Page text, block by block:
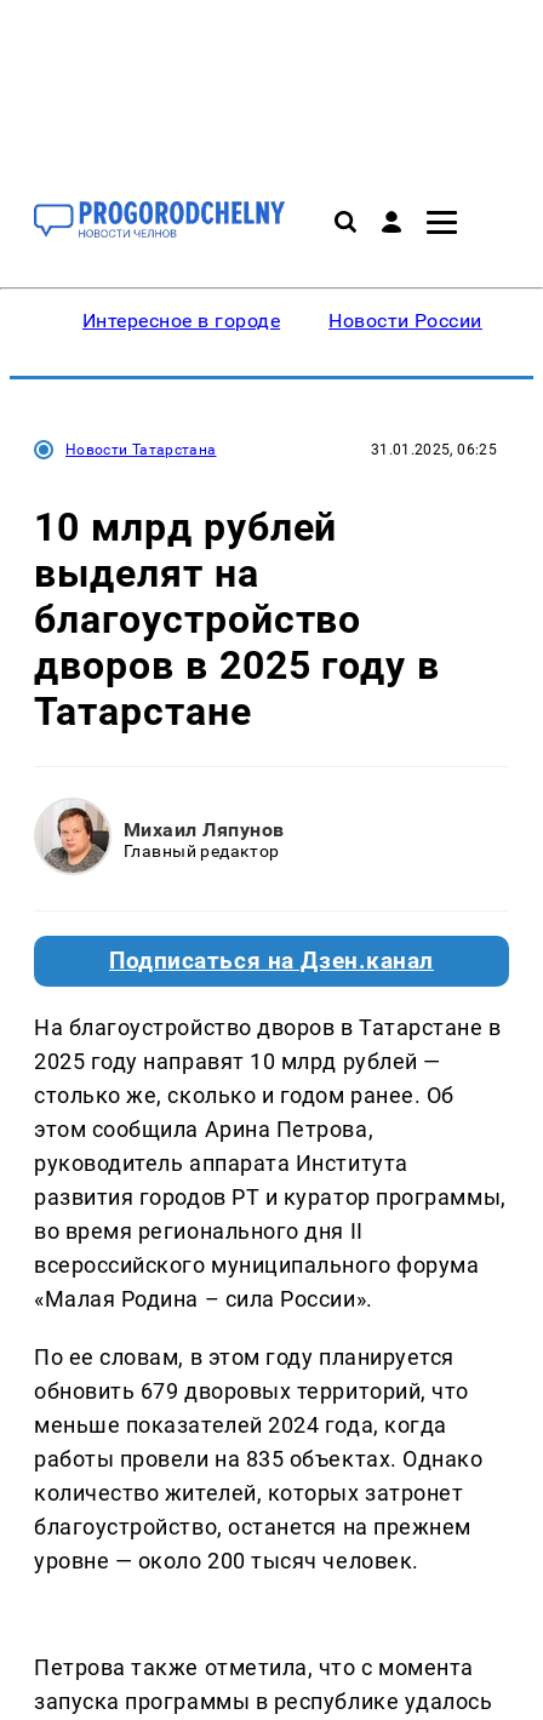
Интересное в городе Новости России
Новости Татарстана 31.01.2025, 06:25
10 млрд рублей
выделят на
благоустройство
дворов в 2025 году в
Татарстане
Михаил Ляпунов
Главный редактор
Подписаться на Дзен.канал
На благоустройство дворов в Татарстане в
2025 году направят 10 млрд рублей —
столько же, сколько и годом ранее. Об
этом сообщила Арина Петрова,
руководитель аппарата Института
развития городов РТ и куратор программы,
во время регионального дня II
всероссийского муниципального форума
«Малая Родина – сила России».
По ее словам, в этом году планируется
обновить 679 дворовых территорий, что
меньше показателей 2024 года, когда
работы провели на 835 объектах. Однако
количество жителей, которых затронет
благоустройство, останется на прежнем
уровне — около 200 тысяч человек.
Петрова также отметила, что с момента
запуска программы в республике удалось